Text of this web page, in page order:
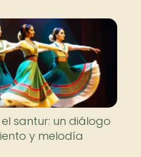
santur: un diálogo
y melodía